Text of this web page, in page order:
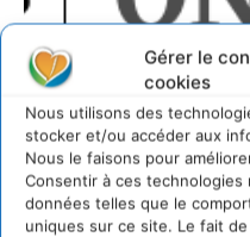
Gérer le
cookies
Nous utilisons des
stocker et/ou accéder aux
Nous le faisons pour
Consentir à ces
données telles que le
uniques sur ce site. Le fait